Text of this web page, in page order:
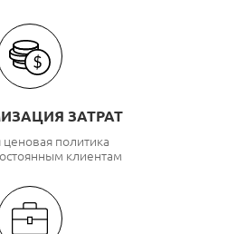
ЗАТРАТ
ценовая политика
клиентам